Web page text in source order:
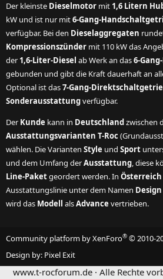
Der kleinste Dieselmotor mit 1,6 Litern
kW und ist nur mit6-Gang-
verfügbar. Bei den Dieselaggregaten
Kompressionszünder mit 110 kW das
der 1,6-Liter-Diesel ab Werk an das6-
gebunden und gibt die Kraft dauerhaft an
Optional ist das7-Gang-
Sonderausstattungverfügbar.
Der Kunde kann in Deutschlandzwischen
Ausstattungsvarianten T-Roc
wählen. Die Varianten Style und Sport
und dem Umfang derAusstattung, diese
Line-Paketgeordert werden. In Österreich
Ausstattungslinie unter dem Namen Design
wird das Modell alsAdvance vertrieben.
Community platform by XenForo® © 2010-
Design by: Pixel Exit
www.t-rocforum.de · Alle Rechte